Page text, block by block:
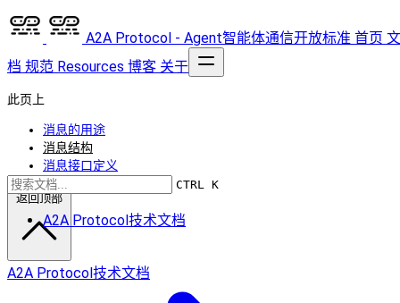
A2A Protocol - Agent智能体通信开放标准 首页 文
档 规范 Resources 博客 关于
CTRL K
A2A Protocol技术文档
此页上
消息的用途
消息结构
消息接口定义
返回顶部
A2A Protocol技术文档